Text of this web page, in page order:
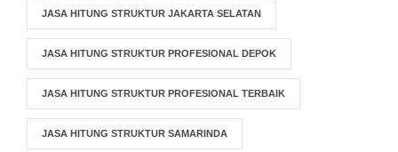
JASA HITUNG STRUKTUR JAKARTA SELATAN
JASA HITUNG STRUKTUR PROFESIONAL DEPOK
JASA HITUNG STRUKTUR PROFESIONAL TERBAIK
JASA HITUNG STRUKTUR SAMARINDA